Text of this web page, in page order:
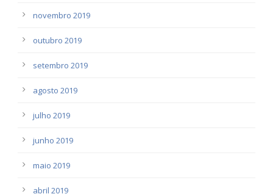
novembro 2019
outubro 2019
setembro 2019
agosto 2019
julho 2019
junho 2019
maio 2019
abril 2019